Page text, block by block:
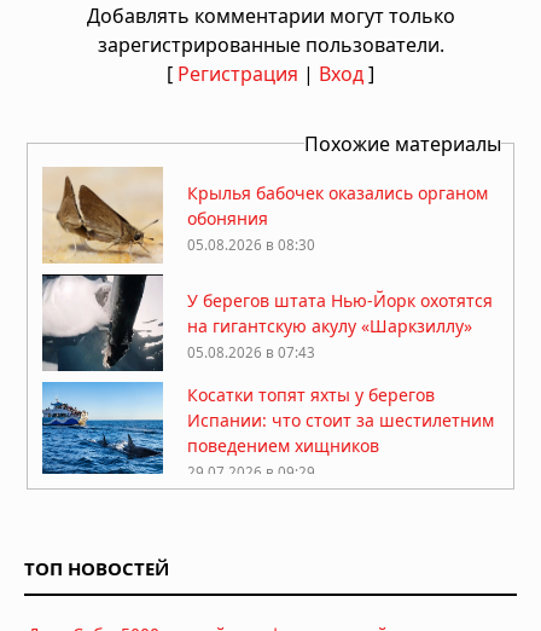
Добавлять комментарии могут только
зарегистрированные пользователи.
[ Регистрация | Вход]
Похожие материалы
Крылья бабочек оказались органом
обоняния
05.08.2026 в 08:30
У берегов штата Нью-Йорк охотятся
на гигантскую акулу «Шаркзиллу»
05.08.2026 в 07:43
Косатки топят яхты у берегов
Испании: что стоит за шестилетним
поведением хищников
29.07.2026 в 09:29
ТОП НОВОСТЕЙ